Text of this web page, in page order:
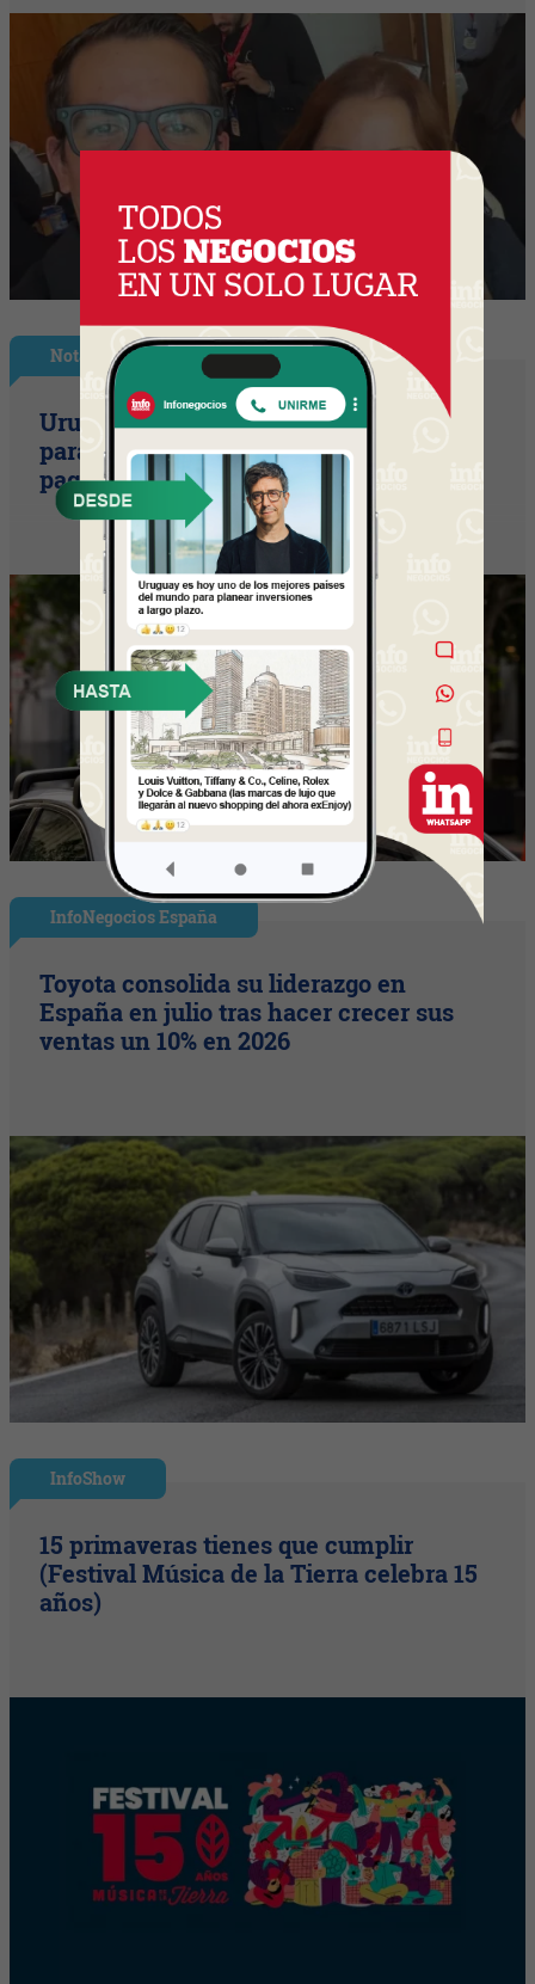
Nota Principal
Uruguay empieza a discutir las reglas
para una movilidad autónoma (¿Quién
paga si el auto sin conductor choca?)
InfoNegocios España
Toyota consolida su liderazgo en
España en julio tras hacer crecer sus
ventas un 10% en 2026
InfoShow
15 primaveras tienes que cumplir
(Festival Música de la Tierra celebra 15
años)